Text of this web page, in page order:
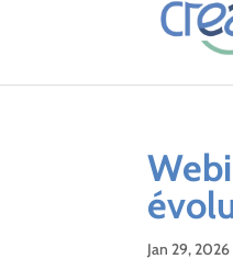
Jan 29, 2026